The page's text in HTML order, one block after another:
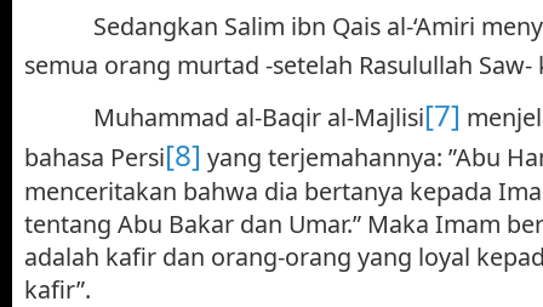
Sedangkan Salim ibn Qais al-‘Amiri
semua orang murtad -setelah Rasulullah Saw-
Muhammad al-Baqir al-Majlisi[7]
bahasa Persi[8] yang terjemahannya: ”Abu
menceritakan bahwa dia bertanya kepada
tentang Abu Bakar dan Umar.” Maka Imam
adalah kafir dan orang-orang yang loyal
kafir”.